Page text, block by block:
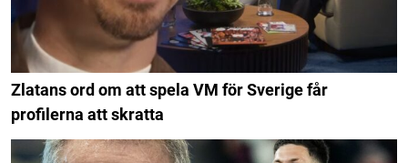
Zlatans ord om att spela VM för Sverige får
profilerna att skratta